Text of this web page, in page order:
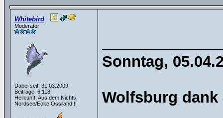
Whitebird
Moderator
Dabei seit: 31.03.2009
Beiträge: 6.118
Herkunft: Aus dem Nichts,
Nordsee/Ecke Ossiland!!!
Sonntag,
Wolfsburg